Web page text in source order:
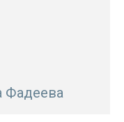
Фадеева